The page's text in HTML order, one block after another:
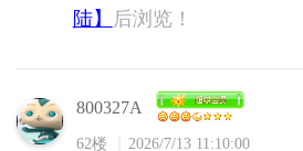
陆】
后浏览！
800327A
62楼 2026/7/13 11:10:00